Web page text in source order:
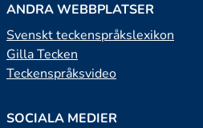
ANDRA WEBBPLATSER
Svenskt teckenspråkslexikon
Gilla Tecken
Teckenspråksvideo
SOCIALA MEDIER